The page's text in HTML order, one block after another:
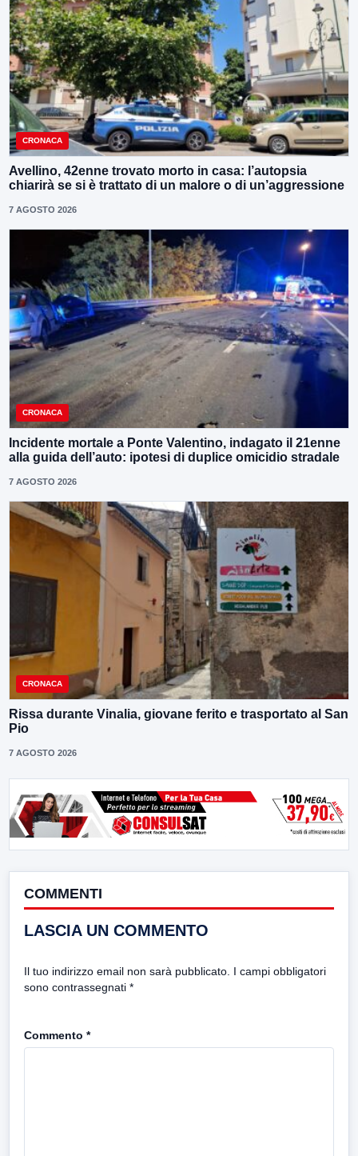
CRONACA
Avellino, 42enne trovato morto in casa: l’autopsia
chiarirà se si è trattato di un malore o di un’aggressione
7 AGOSTO 2026
CRONACA
Incidente mortale a Ponte Valentino, indagato il 21enne
alla guida dell’auto: ipotesi di duplice omicidio stradale
7 AGOSTO 2026
CRONACA
Rissa durante Vinalia, giovane ferito e trasportato al San
Pio
7 AGOSTO 2026
COMMENTI
LASCIA UN COMMENTO
Il tuo indirizzo email non sarà pubblicato. I campi obbligatori
sono contrassegnati *
Commento *